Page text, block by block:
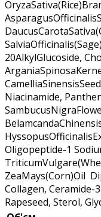
20AlkylGlucoside,
Niacinamide,
Oligopeptide-1
ZeaMays(Corn)Oil
Collagen, Ceramide-
Rapeseed, Sterol,